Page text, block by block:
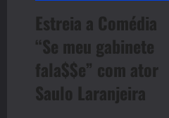
Estreia a Comédia
“Se meu gabinete
fala$$e” com ator
Saulo Laranjeira